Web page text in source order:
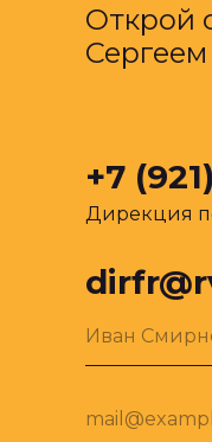
Открой
+7
Иван
Дирекция